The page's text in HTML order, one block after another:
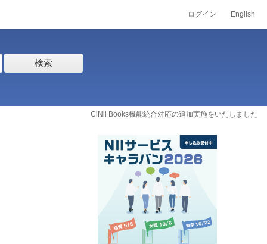
ログイン English
検索
CiNii Books機能統合対応の追加実施をいたしました